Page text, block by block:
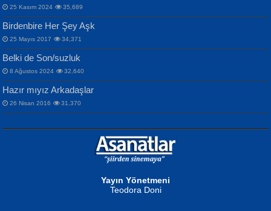
MAHMUT GÜRBÜZ
İbrahim Olmak ve Bitirebilmek...
NURAN KÖSE BAYDAR
Songül Özel
Mahzen...
Ben Deniz Değilim ki...
NAZIM HİKMET RAN
Bir Cezaevinde, Tecritteki Adamın
Mektupları...
25 Kasım 2024 35,689
Birdenbire Her Şey Aşk
25 Mayıs 2017 34,371
Belki de Son/suzluk
8 Ağustos 2024 32,640
Hazır mıyız Arkadaşlar
26 Nisan 2016 31,370
Yayın Yönetmeni
Teodora Doni